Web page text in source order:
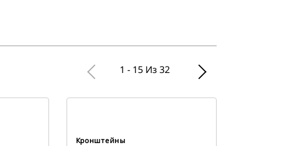
1 - 15 Из 32
Кронштейны